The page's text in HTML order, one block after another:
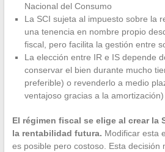
Nacional del Consumo
La SCI sujeta al impuesto sobre la
una tenencia en nombre propio
fiscal, pero facilita la gestión entre
La elección entre IR e IS depende
conservar el bien durante mucho
preferible) o revenderlo a medio
ventajoso gracias a la amortización)
El régimen fiscal se elige al crear la
la rentabilidad futura. Modificar esta
es posible pero costoso. Esta decisión